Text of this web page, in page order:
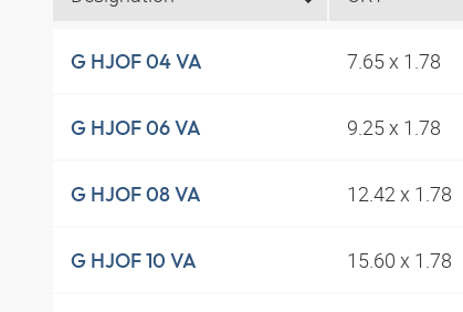
G HJOF 04 VA 7.65 x 1.78
G HJOF 06 VA 9.25 x 1.78
G HJOF 08 VA 12.42 x 1.78
G HJOF 10 VA 15.60 x 1.78